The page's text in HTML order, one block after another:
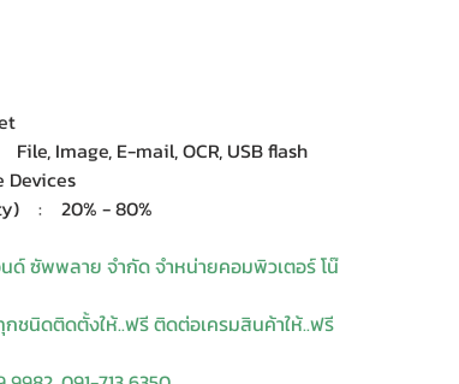
Image, E-mail, OCR, USB flash
Devices
: 20% - 80%
ด์ ซัพพลาย จำกัด จำหน่ายคอมพิวเตอร์ โน๊
ชนิดติดตั้งให้..ฟรี ติดต่อเครมสินค้าให้..ฟรี